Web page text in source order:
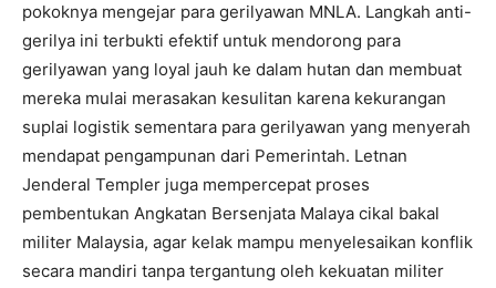
pokoknya mengejar para gerilyawan MNLA. Langkah anti-
gerilya ini terbukti efektif untuk mendorong para
gerilyawan yang loyal jauh ke dalam hutan dan membuat
mereka mulai merasakan kesulitan karena kekurangan
suplai logistik sementara para gerilyawan yang menyerah
mendapat pengampunan dari Pemerintah. Letnan
Jenderal Templer juga mempercepat proses
pembentukan Angkatan Bersenjata Malaya cikal bakal
militer Malaysia, agar kelak mampu menyelesaikan konflik
secara mandiri tanpa tergantung oleh kekuatan militer